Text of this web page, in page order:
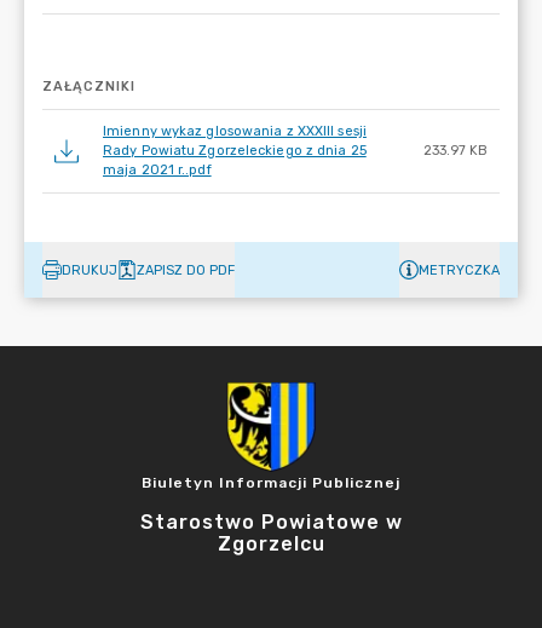
ZAŁĄCZNIKI
Imienny wykaz glosowania z XXXIII sesji
Rady Powiatu Zgorzeleckiego z dnia 25
maja 2021 r..pdf
233.97 KB
DRUKUJ ZAPISZ DO PDF METRYCZKA
Biuletyn Informacji Publicznej
Starostwo Powiatowe w
Zgorzelcu